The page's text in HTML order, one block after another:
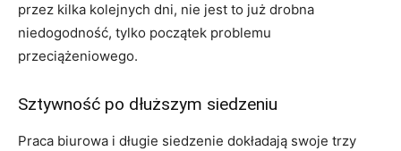
przez kilka kolejnych dni, nie jest to już drobna
niedogodność, tylko początek problemu
przeciążeniowego.
Sztywność po dłuższym siedzeniu
Praca biurowa i długie siedzenie dokładają swoje trzy